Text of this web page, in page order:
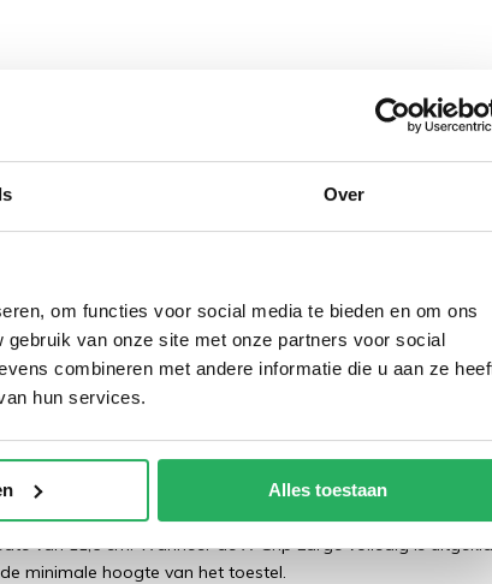
Over
om functies voor social media te bieden en om ons
van onze site met onze partners voor social
combineren met andere informatie die u aan ze
hun services.
Alles toestaan
met een breedte van 15.9 tot 20.6 centimeter, zoals
worden gebruikt voor tablets van 18.4 tot 22.2 centimeter
en de Galaxy Note/Pro 12.2".
Tab-Tite
zijn leverbaar in twee maten:
RAM-HOL-UN7BU
8,5 cm. Wanneer de X-Grip volledig is uitgeklapt is zitten
RAM-HOL-UN10BU
van 11,5 cm. Wanneer de X-Grip Large volledig is
minimale hoogte van het toestel.